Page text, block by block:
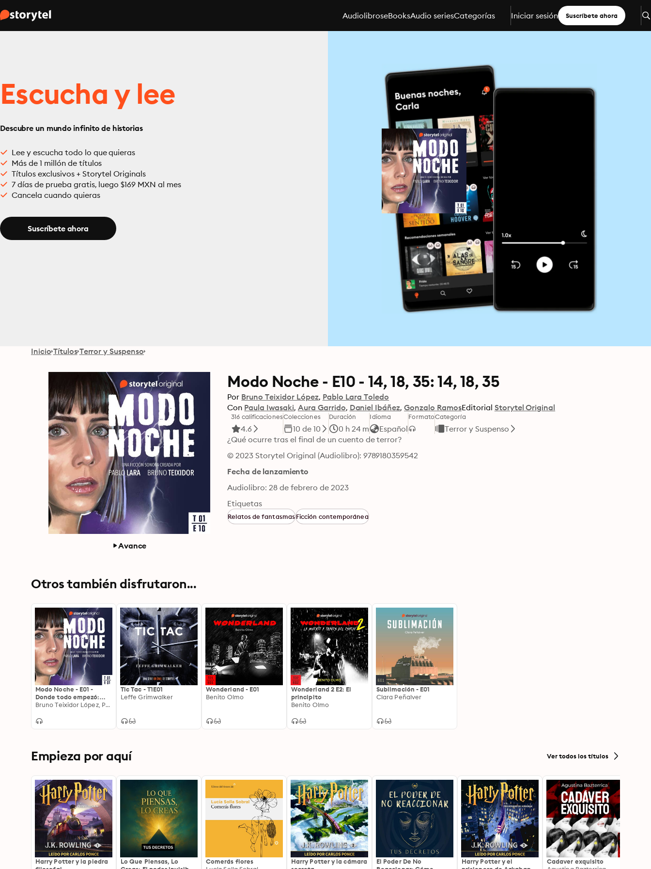
AudiolibroseBooksAudio seriesCategorías Iniciar sesión Suscríbete ahora
Escucha y lee
Descubre un mundo infinito de historias
Lee y escucha todo lo que quieras
Más de 1 millón de títulos
Títulos exclusivos + Storytel Originals
7 días de prueba gratis, luego $169 MXN al mes
Cancela cuando quieras
Suscríbete ahora
Inicio Títulos Terror y Suspenso
Avance
Modo Noche - E10 - 14, 18, 35: 14, 18, 35
Por Bruno Teixidor López Pablo Lara Toledo
Con Paula Iwasaki Aura Garrido Daniel Ibáñez Gonzalo RamosEditorial Storytel Original
316 calificaciones
4.6
Colecciones
10 de 10
Duración
0 h 24 m
Idioma
Español
FormatoCategoría
Terror y Suspenso
¿Qué ocurre tras el final de un cuento de terror?
© 2023 Storytel Original (Audiolibro): 9789180359542
Fecha de lanzamiento
Audiolibro: 28 de febrero de 2023
Etiquetas
Relatos de fantasmasFicción contemporánea
Otros también disfrutaron...
Modo Noche - E01 -
Donde todo empezó:
Donde todo empezó
Bruno Teixidor López, Pablo Lara Toledo
Tic Tac - T1E01
Leffe Grimwalker
Wonderland - E01
Benito Olmo
Wonderland 2 E2: El
principito
Benito Olmo
Sublimación - E01
Clara Peñalver
Empieza por aquí Ver todos los títulos
Harry Potter y la piedra
Lo Que Piensas, Lo
Comerás flores
Harry Potter y la cámara
El Poder De No
Harry Potter y el
Cadaver exquisito